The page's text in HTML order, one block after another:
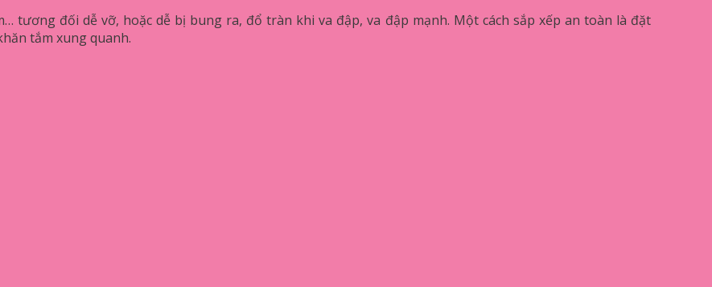
tương đối dễ vỡ, hoặc dễ bị bung ra, đổ tràn khi va đập, va đập mạnh. Một cách sắp xếp an toàn là đặt
tắm xung quanh.